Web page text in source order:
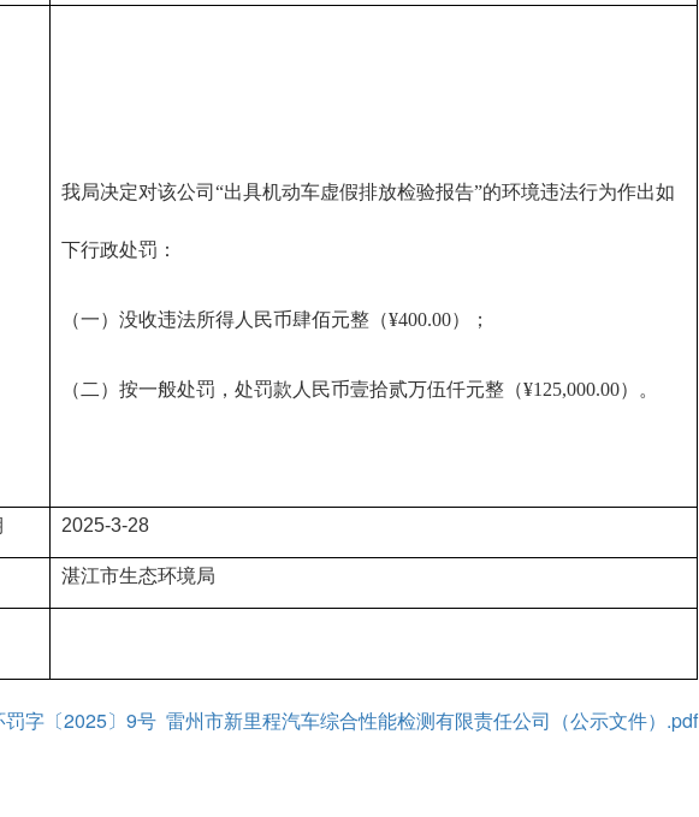
我局决定对该公司“出具机动车虚假排放检验报告”的环境违法行为作出如
下行政处罚：
（一）没收违法所得人民币肆佰元整（¥400.00）；
（二）按一般处罚，处罚款人民币壹拾贰万伍仟元整（¥125,000.00）。
2025-3-28
湛江市生态环境局
字〔2025〕9号 雷州市新里程汽车综合性能检测有限责任公司（公示文件）.pdf